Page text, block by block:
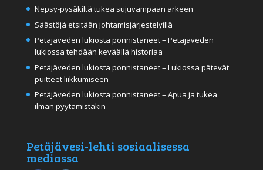
Nepsy-pysäkiltä tukea sujuvampaan arkeen
Säästöjä etsitään johtamisjärjestelyillä
Petäjäveden lukiosta ponnistaneet – Petäjäveden
lukiossa tehdään keväällä historiaa
Petäjäveden lukiosta ponnistaneet – Lukiossa pätevät
puitteet liikkumiseen
Petäjäveden lukiosta ponnistaneet – Apua ja tukea
ilman pyytämistäkin
Petäjävesi-lehti sosiaalisessa
mediassa